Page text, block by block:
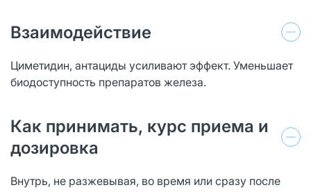
Взаимодействие
Циметидин, антациды усиливают эффект. Уменьшает
биодоступность препаратов железа.
Как принимать, курс приема и
дозировка
Внутрь, не разжевывая, во время или сразу после